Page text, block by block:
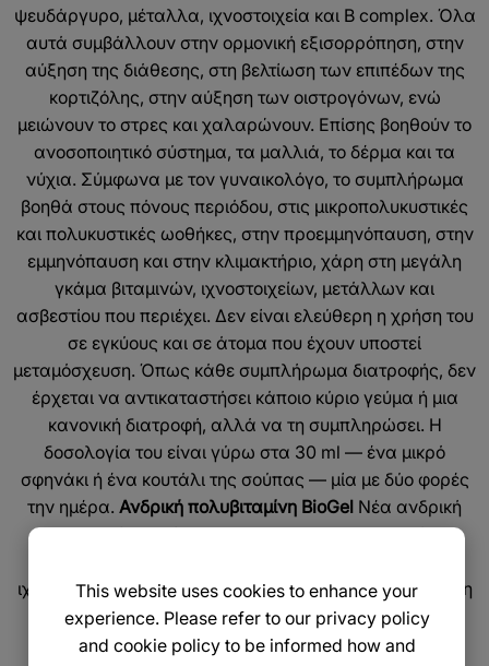
ψευδάργυρο, μέταλλα, ιχνοστοιχεία και B complex. Όλα
αυτά συμβάλλουν στην ορμονική εξισορρόπηση, στην
αύξηση της διάθεσης, στη βελτίωση των επιπέδων της
κορτιζόλης, στην αύξηση των οιστρογόνων, ενώ
μειώνουν το στρες και χαλαρώνουν. Επίσης βοηθούν το
ανοσοποιητικό σύστημα, τα μαλλιά, το δέρμα και τα
νύχια. Σύμφωνα με τον γυναικολόγο, το συμπλήρωμα
βοηθά στους πόνους περιόδου, στις μικροπολυκυστικές
και πολυκυστικές ωοθήκες, στην προεμμηνόπαυση, στην
εμμηνόπαυση και στην κλιμακτήριο, χάρη στη μεγάλη
γκάμα βιταμινών, ιχνοστοιχείων, μετάλλων και
ασβεστίου που περιέχει. Δεν είναι ελεύθερη η χρήση του
σε εγκύους και σε άτομα που έχουν υποστεί
μεταμόσχευση. Όπως κάθε συμπλήρωμα διατροφής, δεν
έρχεται να αντικαταστήσει κάποιο κύριο γεύμα ή μια
κανονική διατροφή, αλλά να τη συμπληρώσει. Η
δοσολογία του είναι γύρω στα 30 ml — ένα μικρό
σφηνάκι ή ένα κουτάλι της σούπας — μία με δύο φορές
την ημέρα. Ανδρική πολυβιταμίνη BioGel Νέα ανδρική
πολυβιταμίνη από την BioGel: μια πολυβιταμινούχος
ιχνοστοιχεία και βιταμίνες. Περιέχει B complex, βιταμίνη
A, C, D, ψευδάργυρο, καθώς και φυσικά συστατικά —
ginger, ginseng, maca, δεντρολίβανο, Ω3 — όλα όσα
This website uses cookies to enhance your
experience. Please refer to our privacy policy
and cookie policy to be informed how and